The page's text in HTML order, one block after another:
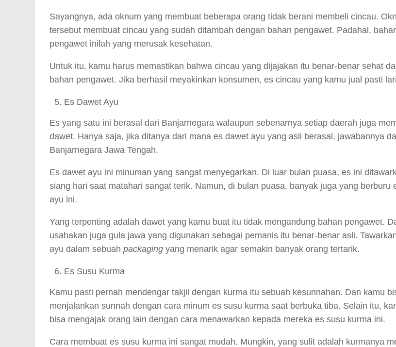
Sayangnya, ada oknum yang membuat beberapa orang tidak berani membeli cincau.
tersebut membuat cincau yang sudah ditambah dengan bahan pengawet. Padahal,
pengawet inilah yang merusak kesehatan.
Untuk itu, kamu harus memastikan bahwa cincau yang dijajakan itu benar-benar sehat
bahan pengawet. Jika berhasil meyakinkan konsumen, es cincau yang kamu jual pasti
Es Dawet Ayu
Es yang satu ini berasal dari Banjarnegara walaupun sebenarnya setiap daerah juga
dawet. Hanya saja, jika ditanya dari mana es dawet ayu yang asli berasal, jawabannya
Banjarnegara Jawa Tengah.
Es dawet ayu ini minuman yang sangat menyegarkan. Di luar bulan puasa, es ini
siang hari saat matahari sangat terik. Namun, di bulan puasa, banyak juga yang berburu
ayu ini.
Yang terpenting adalah dawet yang kamu buat itu tidak mengandung bahan pengawet.
usahakan juga gula jawa yang digunakan sebagai pemanis itu benar-benar asli.
ayu dalam sebuah packaging yang menarik agar semakin banyak orang tertarik.
Es Susu Kurma
Kamu pasti pernah mendengar takjil dengan kurma itu sebuah kesunnahan. Dan kamu
menjalankan sunnah dengan cara minum es susu kurma saat berbuka tiba. Selain itu,
bisa mengajak orang lain dengan cara menawarkan kepada mereka es susu kurma ini.
Cara membuat es susu kurma ini sangat mudah. Mungkin, yang sulit adalah kurmanya